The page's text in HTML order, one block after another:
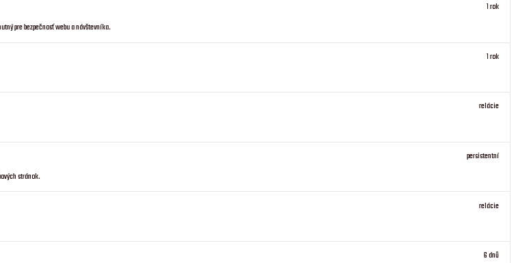
pre bezpečnosť webu a návštevníka.
1 rok
1 rok
relácie
stránok.
persistentní
relácie
6 dnů